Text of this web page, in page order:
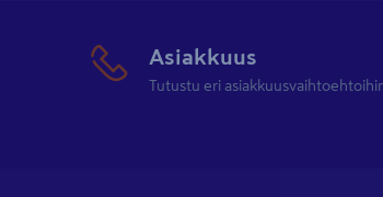
Asiakkuus
Tutustu eri